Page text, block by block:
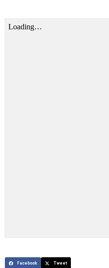
Facebook Tweet